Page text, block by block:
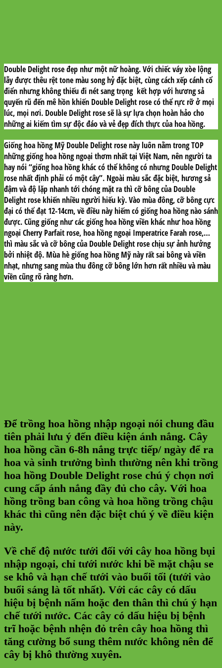
Double Delight rose đẹp như một nữ hoàng. Với chiếc váy xòe lộng
lẫy được thêu rệt tone màu song hỷ đặc biệt, cùng cách xếp cánh cổ
điển nhưng không thiếu đi nét sang trọng kết hợp với hương sả
quyến rũ đến mê hồn khiến Double Delight rose có thể rực rỡ ở mọi
lúc, mọi nơi. Double Delight rose sẽ là sự lựa chọn hoàn hảo cho
những ai kiếm tìm sự độc đáo và vẻ đẹp đích thực của hoa hồng.
Giống hoa hồng Mỹ Double Delight rose này luôn nằm trongTOP
những giống hoa hồng ngoại thơm nhất tại Việt Nam, nên người ta
hay nói “giống hoa hồng khác có thể không có nhưng Double Delight
rose nhất định phải có một cây”. Ngoài màu sắc đặc biệt, hương sả
đậm và độ lặp nhanh tới chóng mặt ra thì cỡ bông của Double
Delight rose khiến nhiều người hiếu kỳ. Vào mùa đông, cỡ bông cực
đại có thể đạt 12-14cm, về điều này hiếm có giống hoa hồng nào sánh
được. Cũng giống như các giống hoa hồng viền khác như hoa hồng
ngoại Cherry Parfait rose, hoa hồng ngoại Imperatrice Farah rose,…
thì màu sắc và cỡ bông của Double Delight rose chịu sự ảnh hưởng
bởi nhiệt độ. Mùa hè giống hoa hồng Mỹ này rất sai bông và viền
nhạt, nhưng sang mùa thu đông cỡ bông lớn hơn rất nhiều và màu
viền cũng rõ ràng hơn.
Để trồng hoa hồng nhập ngoại nói chung đầu
tiên phải lưu ý đến điều kiện ánh nắng. Cây
hoa hồng cần 6-8h nắng trực tiếp/ ngày để ra
hoa và sinh trưởng bình thường nên khi trồng
hoa hồng Double Delight rose chú ý chọn nơi
cung cấp ánh nắng đầy đủ cho cây. Với hoa
hồng trồng ban công và hoa hồng trồng chậu
khác thì cũng nên đặc biệt chú ý về điều kiện
này.
Về chế độ nước tưới đối với cây hoa hồng bụi
nhập ngoại, chỉ tưới nước khi bề mặt chậu se
se khô và hạn chế tưới vào buổi tối (tưới vào
buổi sáng là tốt nhất). Với các cây có dấu
hiệu bị bệnh nấm hoặc đen thân thì chú ý hạn
chế tưới nước. Các cây có dấu hiệu bị bệnh
trĩ hoặc bệnh nhện đỏ trên cây hoa hồng thì
tăng cường bổ sung thêm nước không nên để
cây bị khô thường xuyên.